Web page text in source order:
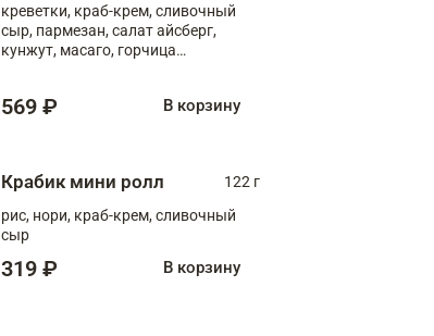
креветки, краб-крем, сливочный
сыр, пармезан, салат айсберг,
кунжут, масаго, горчица
569 ₽ В корзину
Крабик мини ролл
122 г
рис, нори, краб-крем, сливочный
сыр
319 ₽ В корзину